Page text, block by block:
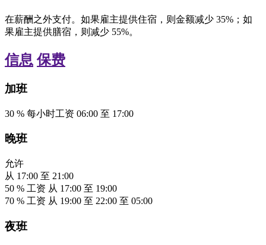
在薪酬之外支付。如果雇主提供住宿，则金额减少 35%；如
果雇主提供膳宿，则减少 55%。
信息 保费
加班
30 % 每小时工资 06:00 至 17:00
晚班
允许
从 17:00 至 21:00
50 % 工资 从 17:00 至 19:00
70 % 工资 从 19:00 至 22:00 至 05:00
夜班